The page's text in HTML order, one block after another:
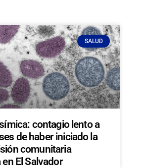
SALUD
contagio lento a
de haber iniciado la
comunitaria
en El Salvador